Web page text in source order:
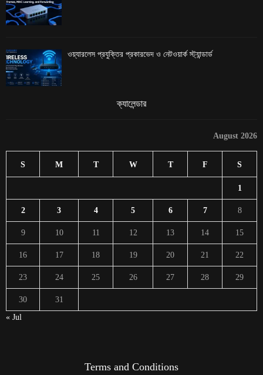
ওয়্যারলেস প্রযুক্তির প্রকারভেদ ও নেটওয়ার্ক স্ট্যান্ডার্ড
ক্যালেন্ডার
August 2026
S M T W T F S
1
2 3 4 5 6 7 8
9 10 11 12 13 14 15
16 17 18 19 20 21 22
23 24 25 26 27 28 29
30
31
« Jul
Terms and Conditions